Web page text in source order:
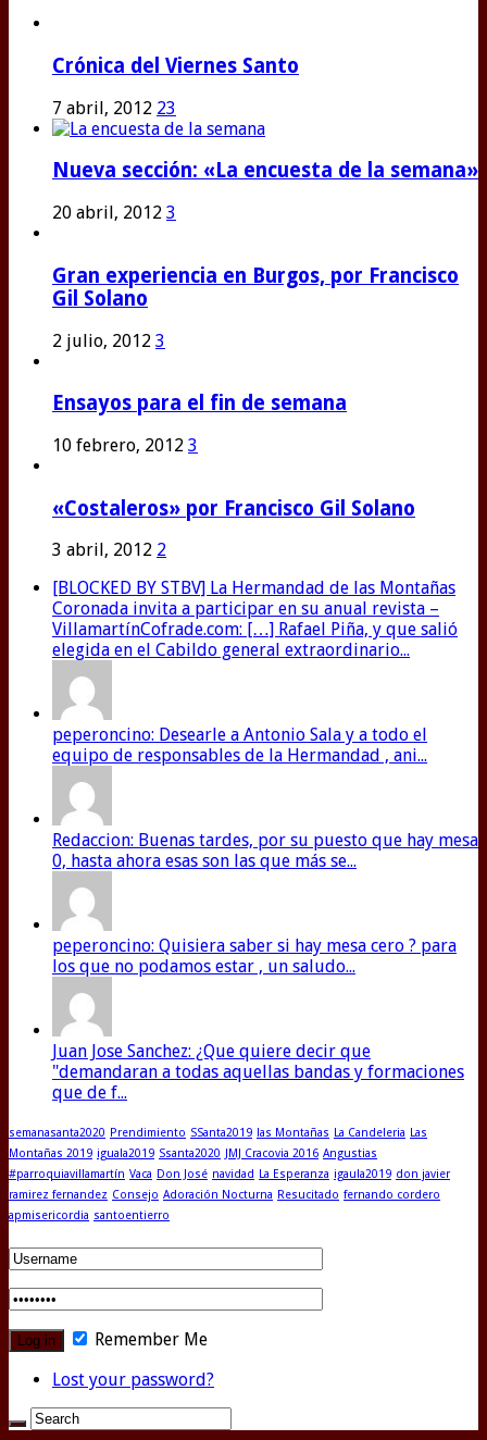
Crónica del Viernes Santo
7 abril, 2012 23
Nueva sección: «La encuesta de la semana»
20 abril, 2012 3
Gran experiencia en Burgos, por Francisco
Gil Solano
2 julio, 2012 3
Ensayos para el fin de semana
10 febrero, 2012 3
«Costaleros» por Francisco Gil Solano
3 abril, 2012 2
[BLOCKED BY STBV] La Hermandad de las Montañas
Coronada invita a participar en su anual revista –
VillamartínCofrade.com: […] Rafael Piña, y que salió
elegida en el Cabildo general extraordinario...
peperoncino: Desearle a Antonio Sala y a todo el
equipo de responsables de la Hermandad , ani...
Redaccion: Buenas tardes, por su puesto que hay mesa
0, hasta ahora esas son las que más se...
peperoncino: Quisiera saber si hay mesa cero ? para
los que no podamos estar , un saludo...
Juan Jose Sanchez: ¿Que quiere decir que
"demandaran a todas aquellas bandas y formaciones
que de f...
semanasanta2020 Prendimiento SSanta2019 las Montañas La Candeleria Las
Montañas 2019 iguala2019 Ssanta2020 JMJ Cracovia 2016 Angustias
#parroquiavillamartín Vaca Don José navidad La Esperanza igaula2019 don javier
ramirez fernandez Consejo Adoración Nocturna Resucitado fernando cordero
apmisericordia santoentierro
Remember Me
Lost your password?